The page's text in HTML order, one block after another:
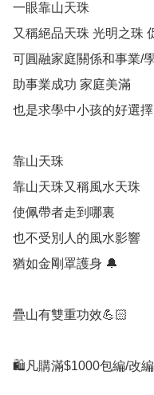
一眼靠山天珠
又稱絕品天珠 光明之珠
可圓融家庭關係和事業/
助事業成功 家庭美滿
也是求學中小孩的好選
靠山天珠
靠山天珠又稱風水天珠
使佩帶者走到哪裏
也不受別人的風水影響
猶如金剛罩護身 🔔
疊山有雙重功效💪🏻
🛍凡購滿$1000包編/改編